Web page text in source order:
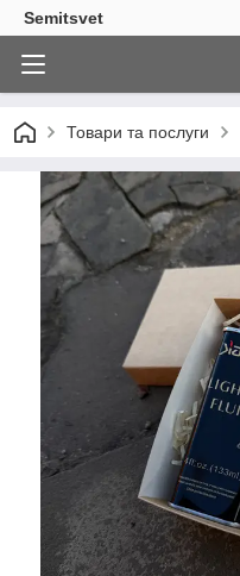
Semitsvet
Товари та послуги